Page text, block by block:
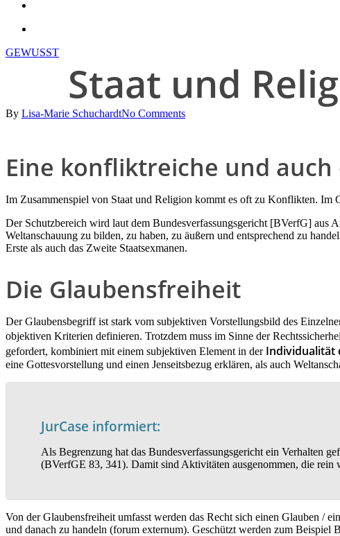
GEWUSST
Staat und
By Lisa-Marie SchuchardtNo Comments
Eine konfliktreiche und
Im Zusammenspiel von Staat und Religion kommt es oft zu Konflikten.
Der Schutzbereich wird laut dem Bundesverfassungsgericht [BVerfG] aus
Weltanschauung zu bilden, zu haben, zu äußern und entsprechend zu
Erste als auch das Zweite Staatsexmanen.
Die Glaubensfreiheit
Der Glaubensbegriff ist stark vom subjektiven Vorstellungsbild des
objektiven Kriterien definieren. Trotzdem muss im Sinne der
gefordert, kombiniert mit einem subjektiven Element in der Individualität
eine Gottesvorstellung und einen Jenseitsbezug erklären, als auch
JurCase informiert:
Als Begrenzung hat das Bundesverfassungsgericht ein Verhalten
(BVerfGE 83, 341). Damit sind Aktivitäten ausgenommen, die rein
Von der Glaubensfreiheit umfasst werden das Recht sich einen Glauben /
und danach zu handeln (forum externum). Geschützt werden zum Beispiel